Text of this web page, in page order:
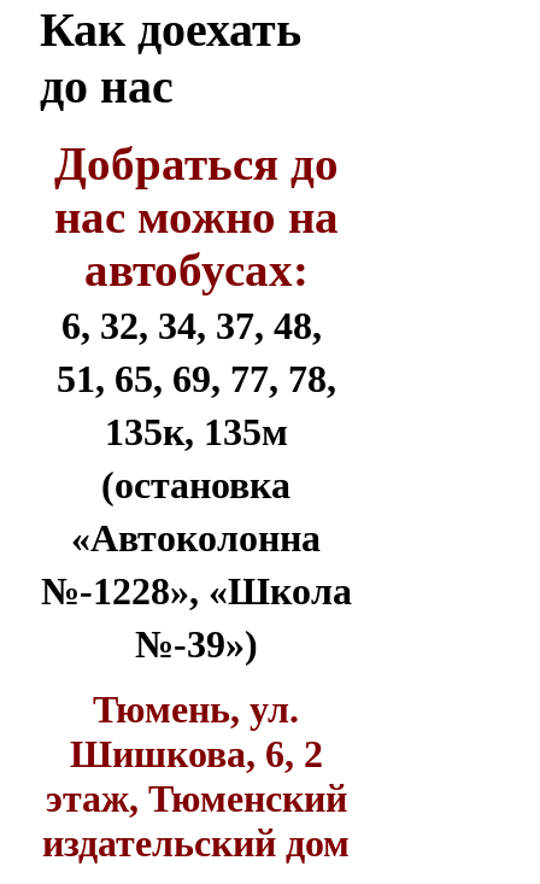
Как доехать
до нас
Добраться до
нас можно на
автобусах:
6, 32, 34, 37, 48,
51, 65, 69, 77, 78,
135к, 135м
(остановка
«Автоколонна
№-1228», «Школа
№-39»)
Тюмень, ул.
Шишкова, 6, 2
этаж, Тюменский
издательский дом